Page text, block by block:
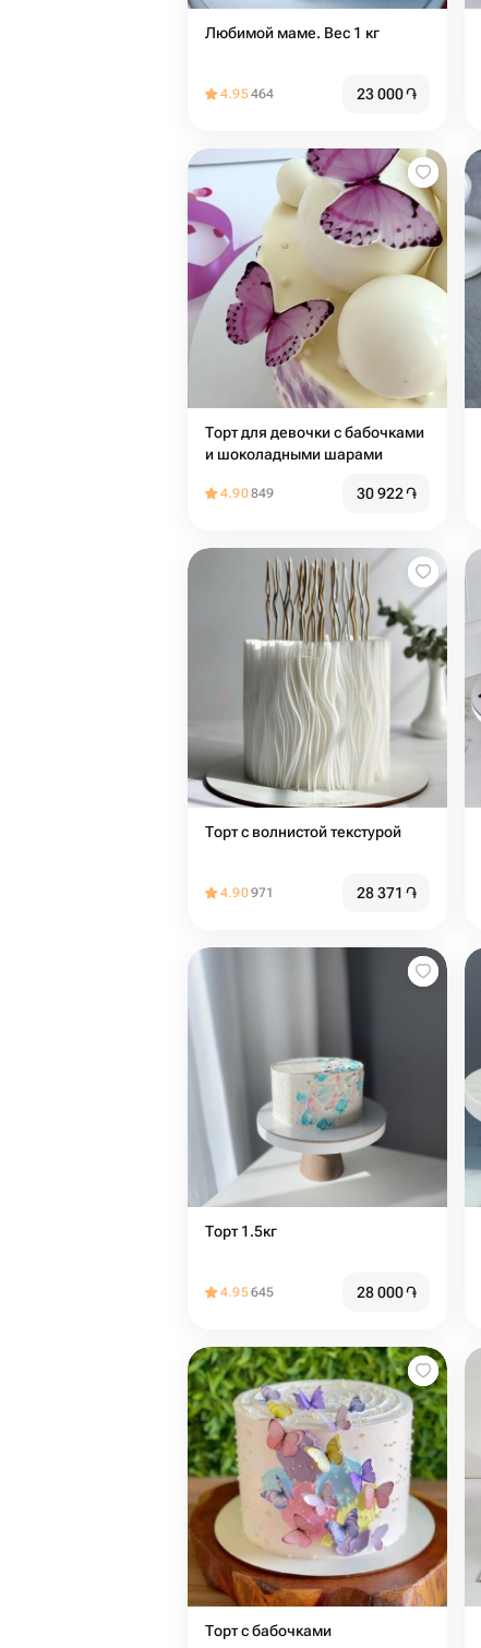
Любимой маме. Вес 1 кг
4.95464 23 000֏
Торт для девочки с бабочками
и шоколадными шарами
4.90849 30 922֏
Торт с волнистой текстурой
4.90971 28 371 ֏
Торт 1.5кг
4.95645 28 000֏
Торт с бабочками